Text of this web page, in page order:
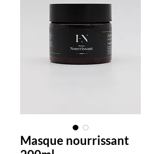
Masque nourrissant